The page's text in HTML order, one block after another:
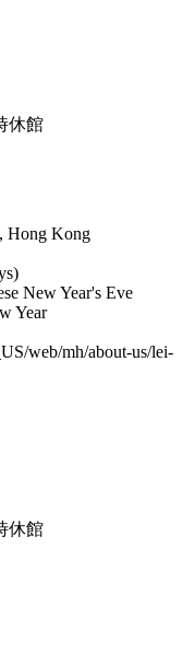
休館
Hong Kong
New Year's Eve
Year
web/mh/about-us/lei-
休館